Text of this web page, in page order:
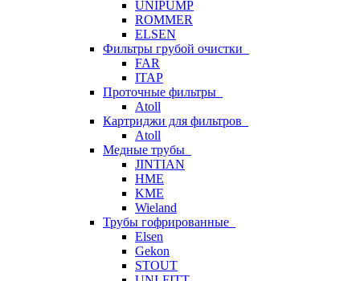
UNIPUMP
ROMMER
ELSEN
Фильтры грубой очистки
FAR
ITAP
Проточные фильтры
Atoll
Картриджи для фильтров
Atoll
Медные трубы
JINTIAN
HME
KME
Wieland
Трубы гофрированные
Elsen
Gekon
STOUT